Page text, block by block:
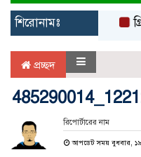
শিরোনামঃ
প্রচ্ছদ
রিপোর্টারের নাম
আপডেট সময় বুধবার, ১৯